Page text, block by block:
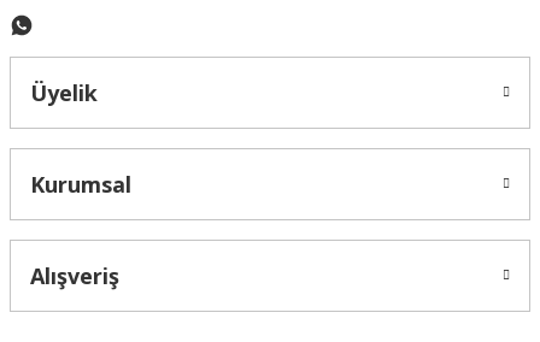
Üyelik
Kurumsal
Alışveriş